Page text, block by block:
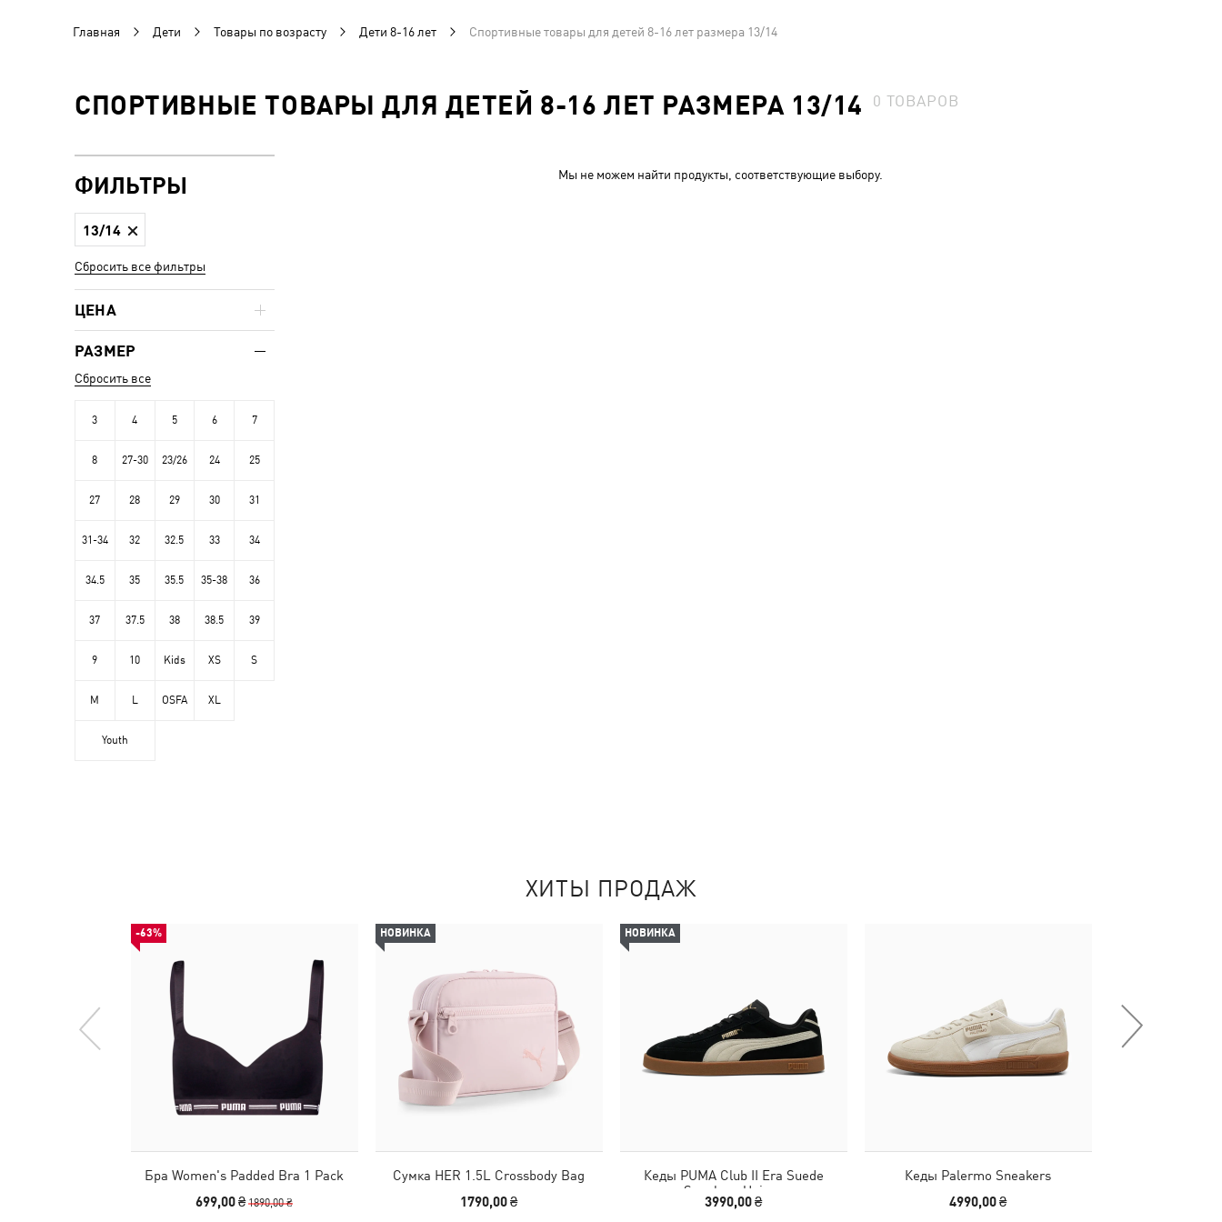
Главная Дети Товары по возрасту Дети 8-16 лет Спортивные товары для детей 8-16 лет размера 13/14
СПОРТИВНЫЕ ТОВАРЫ ДЛЯ ДЕТЕЙ 8-16 ЛЕТ РАЗМЕРА 13/14 0 ТОВАРОВ
Мы не можем найти продукты, соответствующие выбору.
ФИЛЬТРЫ
13/14
Сбросить все фильтры
ЦЕНА
РАЗМЕР
Сбросить все
3 4 5 6 7
8 27-30 23/26 24 25
27 28 29 30 31
31-34 32 32.5 33 34
34.5 35 35.5 35-38 36
37 37.5 38 38.5 39
9 10 Kids XS S
M L OSFA XL
Youth
ХИТЫ ПРОДАЖ
-63%
Бра Women's Padded Bra 1 Pack
699,00 ₴1890,00 ₴
НОВИНКА
Сумка HER 1.5L Crossbody Bag
1790,00 ₴
НОВИНКА
Кеды PUMA Club II Era Suede
Sneakers Unisex
3990,00 ₴
Кеды Palermo Sneakers
4990,00 ₴